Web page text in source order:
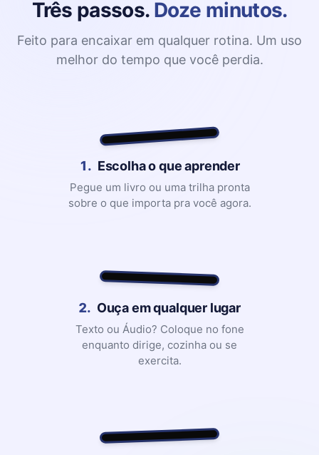
Três passos. Doze minutos.
Feito para encaixar em qualquer rotina. Um uso
melhor do tempo que você perdia.
1. Escolha o que aprender
Pegue um livro ou uma trilha pronta
sobre o que importa pra você agora.
2. Ouça em qualquer lugar
Texto ou Áudio? Coloque no fone
enquanto dirige, cozinha ou se
exercita.